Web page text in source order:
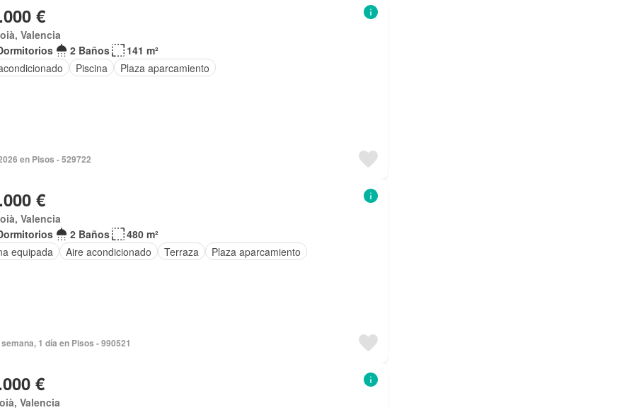
€
Valencia
2 Baños
141 m²
Piscina Plaza aparcamiento
en Pisos - 529722
€
Valencia
2 Baños
480 m²
equipada
Aire acondicionado Terraza Plaza aparcamiento
1 día en Pisos - 990521
€
Valencia